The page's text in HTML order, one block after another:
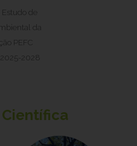
Estudo de
da
PEFC
2025-2028